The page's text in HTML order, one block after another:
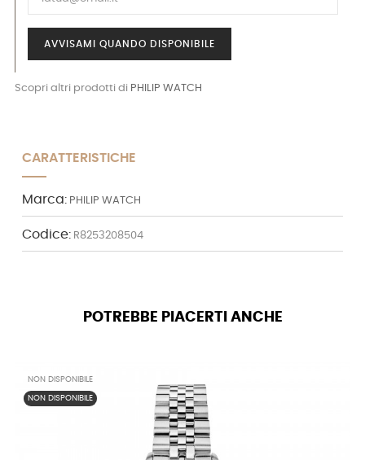
AVVISAMI QUANDO DISPONIBILE
Scopri altri prodotti di PHILIP WATCH
CARATTERISTICHE
Marca: PHILIP WATCH
Codice: R8253208504
POTREBBE PIACERTI ANCHE
NON DISPONIBILE
NON DISPONIBILE